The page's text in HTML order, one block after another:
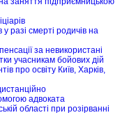
разі смерті родичів на
за невикористані
учасникам бойових дій
про освіту Київ, Харків,
адвоката
області при розірванні